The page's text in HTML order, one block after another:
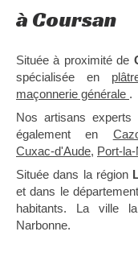
à Coursan
Située à proximité de
spécialisée en
maçonnerie générale .
Nos artisans experts
également en
Cuxac-d'Aude, Port-
Située dans la région
et dans le département
habitants. La ville
Narbonne.